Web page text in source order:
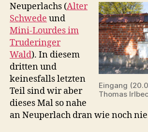
Eingang
Thomas
Neuperlachs (Alter
Schwede und
Mini-Lourdes im
Truderinger
Wald). In diesem
dritten und
keinesfalls letzten
Teil sind wir aber
dieses Mal so nahe
an Neuperlach dran wie noch